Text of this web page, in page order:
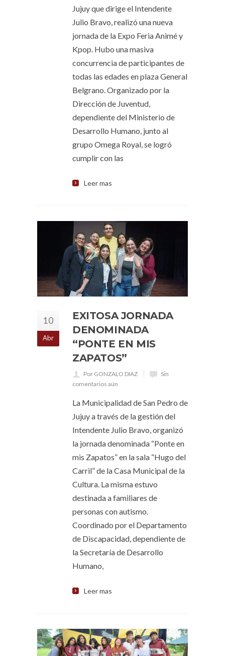
Jujuy que dirige el Intendente
Julio Bravo, realizó una nueva
jornada de la Expo Feria Animé y
Kpop. Hubo una masiva
concurrencia de participantes de
todas las edades en plaza General
Belgrano. Organizado por la
Dirección de Juventud,
dependiente del Ministerio de
Desarrollo Humano, junto al
grupo Omega Royal, se logró
cumplir con las
Leer mas
10
Abr
EXITOSA JORNADA
DENOMINADA
“PONTE EN MIS
ZAPATOS”
Por GONZALO DIAZ
Sin
comentarios aún
La Municipalidad de San Pedro de
Jujuy a través de la gestión del
Intendente Julio Bravo, organizó
la jornada denominada “Ponte en
mis Zapatos” en la sala “Hugo del
Carril” de la Casa Municipal de la
Cultura. La misma estuvo
destinada a familiares de
personas con autismo.
Coordinado por el Departamento
de Discapacidad, dependiente de
la Secretaría de Desarrollo
Humano,
Leer mas